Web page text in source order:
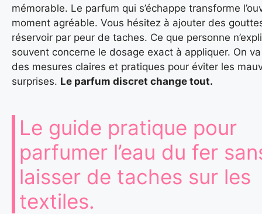
mémorable. Le parfum qui s’échappe transforme
moment agréable. Vous hésitez à ajouter des
réservoir par peur de taches. Ce que personne
souvent concerne le dosage exact à appliquer. On
des mesures claires et pratiques pour éviter les
surprises. Le parfum discret change tout.
Le guide pratique pour
parfumer l’eau du fer
laisser de taches sur les
textiles.